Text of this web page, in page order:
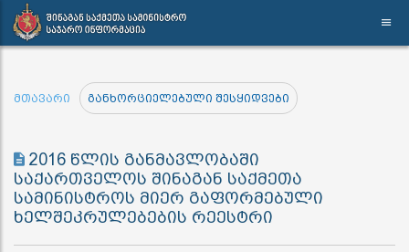
მთავარი განხორციელებული შესყიდვები
2016 წლის განმავლობაში
საქართველოს შინაგან საქმეთა
სამინისტროს მიერ გაფორმებული
ხელშეკრულებების რეესტრი